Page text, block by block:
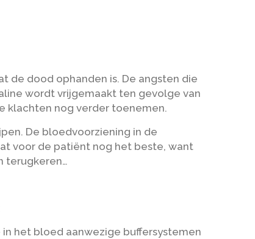
de dood ophanden is. De angsten die
wordt vrijgemaakt ten gevolge van
klachten nog verder toenemen.
De bloedvoorziening in de
voor de patiënt nog het beste, want
terugkeren…
het bloed aanwezige buffersystemen